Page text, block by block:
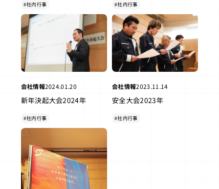
#社内行事 #社内行事
会社情報2024.01.20
新年決起大会2024年
#社内行事
会社情報2023.11.14
安全大会2023年
#社内行事